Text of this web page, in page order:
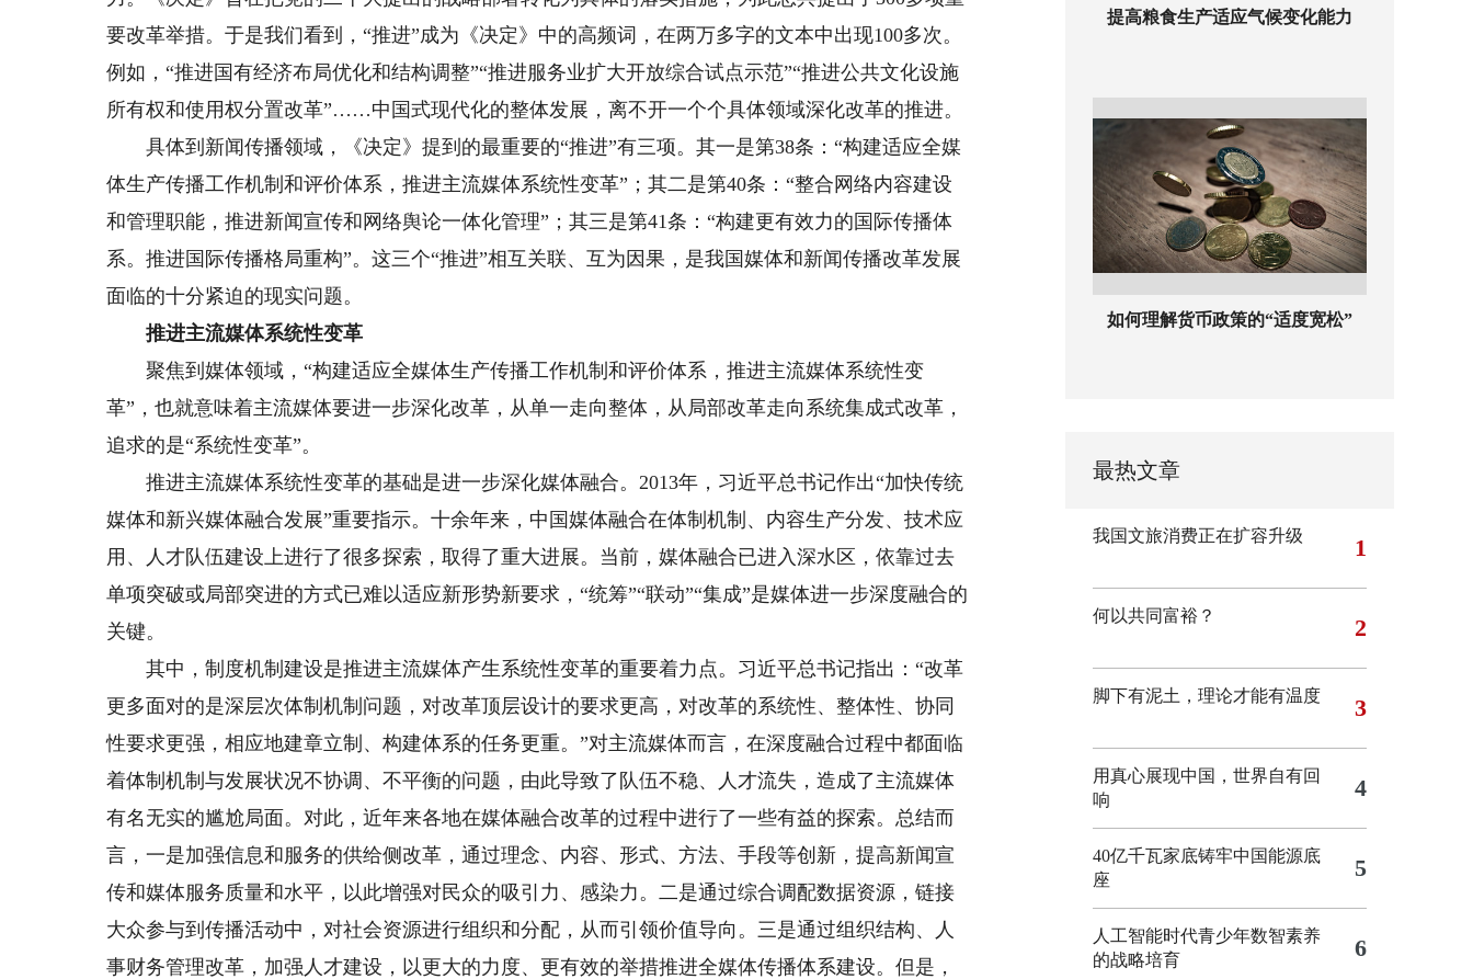
要改革举措。于是我们看到，“推进”成为《决定》中的高频词，在两万多字的文本中出现100多次。
例如，“推进国有经济布局优化和结构调整”“推进服务业扩大开放综合试点示范”“推进公共文化设施
所有权和使用权分置改革”……中国式现代化的整体发展，离不开一个个具体领域深化改革的推进。
具体到新闻传播领域，《决定》提到的最重要的“推进”有三项。其一是第38条：“构建适应全媒
体生产传播工作机制和评价体系，推进主流媒体系统性变革”；其二是第40条：“整合网络内容建设
和管理职能，推进新闻宣传和网络舆论一体化管理”；其三是第41条：“构建更有效力的国际传播体
系。推进国际传播格局重构”。这三个“推进”相互关联、互为因果，是我国媒体和新闻传播改革发展
面临的十分紧迫的现实问题。
推进主流媒体系统性变革
聚焦到媒体领域，“构建适应全媒体生产传播工作机制和评价体系，推进主流媒体系统性变
革”，也就意味着主流媒体要进一步深化改革，从单一走向整体，从局部改革走向系统集成式改革，
追求的是“系统性变革”。
推进主流媒体系统性变革的基础是进一步深化媒体融合。2013年，习近平总书记作出“加快传统
媒体和新兴媒体融合发展”重要指示。十余年来，中国媒体融合在体制机制、内容生产分发、技术应
用、人才队伍建设上进行了很多探索，取得了重大进展。当前，媒体融合已进入深水区，依靠过去
单项突破或局部突进的方式已难以适应新形势新要求，“统筹”“联动”“集成”是媒体进一步深度融合的
关键。
其中，制度机制建设是推进主流媒体产生系统性变革的重要着力点。习近平总书记指出：“改革
更多面对的是深层次体制机制问题，对改革顶层设计的要求更高，对改革的系统性、整体性、协同
性要求更强，相应地建章立制、构建体系的任务更重。”对主流媒体而言，在深度融合过程中都面临
着体制机制与发展状况不协调、不平衡的问题，由此导致了队伍不稳、人才流失，造成了主流媒体
有名无实的尴尬局面。对此，近年来各地在媒体融合改革的过程中进行了一些有益的探索。总结而
言，一是加强信息和服务的供给侧改革，通过理念、内容、形式、方法、手段等创新，提高新闻宣
传和媒体服务质量和水平，以此增强对民众的吸引力、感染力。二是通过综合调配数据资源，链接
大众参与到传播活动中，对社会资源进行组织和分配，从而引领价值导向。三是通过组织结构、人
事财务管理改革，加强人才建设，以更大的力度、更有效的举措推进全媒体传播体系建设。但是，
提高粮食生产适应气候变化能力
如何理解货币政策的“适度宽松”
最热文章
我国文旅消费正在扩容升级 1
何以共同富裕？ 2
脚下有泥土，理论才能有温度 3
用真心展现中国，世界自有回
响
4
40亿千瓦家底铸牢中国能源底
座
5
人工智能时代青少年数智素养
的战略培育
6